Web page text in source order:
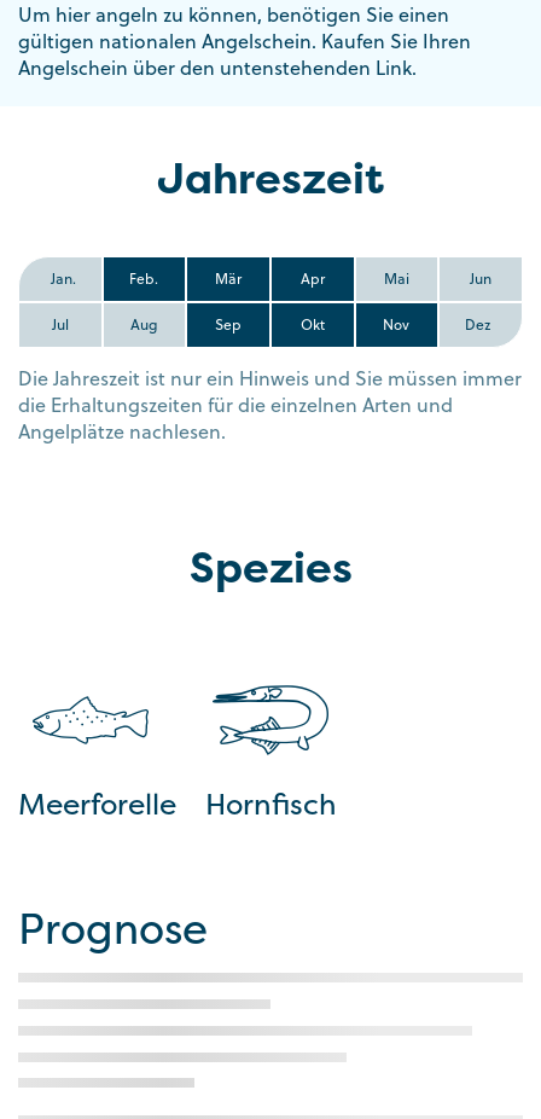
Um hier angeln zu können, benötigen Sie einen
gültigen nationalen Angelschein. Kaufen Sie Ihren
Angelschein über den untenstehenden Link.
Jahreszeit
Jan. Feb. Mär Apr Mai Jun
Jul Aug Sep Okt Nov Dez
Die Jahreszeit ist nur ein Hinweis und Sie müssen immer
die Erhaltungszeiten für die einzelnen Arten und
Angelplätze nachlesen.
Spezies
Meerforelle Hornfisch
Prognose